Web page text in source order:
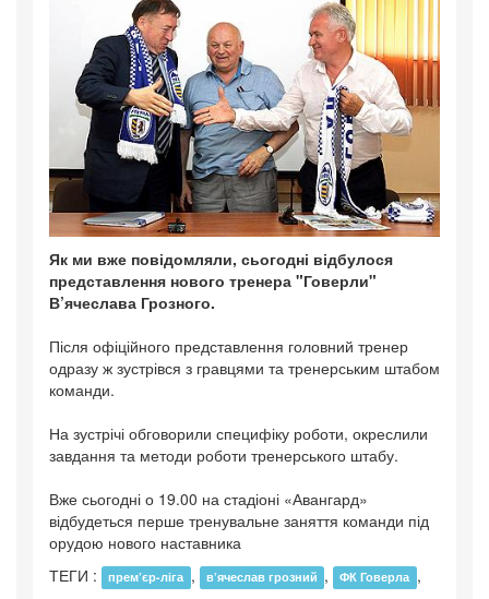
Як ми вже повідомляли, сьогодні відбулося
представлення нового тренера "Говерли"
В’ячеслава Грозного.
Після офіційного представлення головний тренер
одразу ж зустрівся з гравцями та тренерським штабом
команди.
На зустрічі обговорили специфіку роботи, окреслили
завдання та методи роботи тренерського штабу.
Вже сьогодні о 19.00 на стадіоні «Авангард»
відбудеться перше тренувальне заняття команди під
орудою нового наставника
ТЕГИ :
прем’єр-ліга , в’ячеслав грозний , ФК Говерла ,